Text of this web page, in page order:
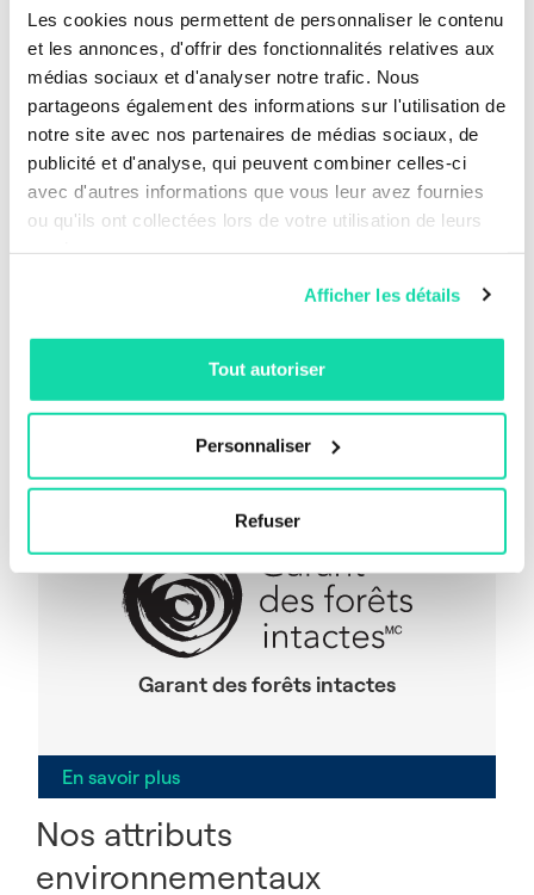
Les cookies nous permettent de personnaliser le contenu
et les annonces, d'offrir des fonctionnalités relatives aux
médias sociaux et d'analyser notre trafic. Nous
partageons également des informations sur l'utilisation de
notre site avec nos partenaires de médias sociaux, de
publicité et d'analyse, qui peuvent combiner celles-ci
avec d'autres informations que vous leur avez fournies
ou qu'ils ont collectées lors de votre utilisation de leurs
Afficher les détails
Tout autoriser
Personnaliser
Refuser
ISO 9001
Notre désignation
Garant des forêts intactes
En savoir plus
Nos attributs
environnementaux